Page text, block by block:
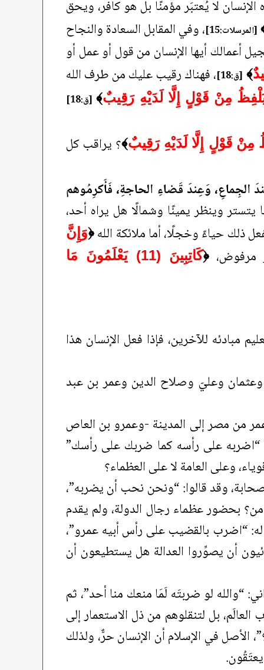
الإنسان لا يُعتبَر مؤمنًا بل هو كافر، ويحق
[المرسلات:15]
، وفي المقابل السعادة والنجاح
أعمالك أيها الإنسان من قول أو عمل أو
﴾ [ق:18]
، فهناك رقيب عليك من طرف الله
مِنْ قَوْلٍ إِلَّا لَدَيْهِ رَقِيبٌ﴾ [ق:18]
مِنْ قَوْلٍ إِلَّا لَدَيْهِ رَقِيبٌ﴾؟ يراقب كل
الجِماعِ، وَعِندَ قَضاءِ الحاجةِ، فَأَكرِمُوهم
يتستر وينظر يمينًا وشمالًا هل يراه أحد،
ذلك حياءً وخجلًا، أما ملائكة الله ﴿وَإِنَّ
مرفوض، ﴿
كَاتِبِينَ (11) يَعْلَمُونَ مَا
مبادئه للآخرين، فإذا فعل الإنسان هذا
وعثمان وعليّ وصلاح الدين وعمر بن عبد
من مصر إلى المدينة -وعمرو بن العاص
“اضربه على رأسه كما ضربك على رأسك”
وعلى العامة لا على العظماء؟
وقد قالوا: “ونحن نحب أن يضربه”،
بحضور عظماء رجال الدولة، ولم يقدم
“اضرب بالقضيب على رأس أبيه عمرو”،
أن يصوِّروا العدالة هل يستطيعون أن
“والله لو ضربتَه لَمَا منعك منا أحد”، ثم
بل لتنقلوهم من ذل الاستعمار إلى
الأصل في الإسلام أن الإنسان حرٌّ، ولذلك